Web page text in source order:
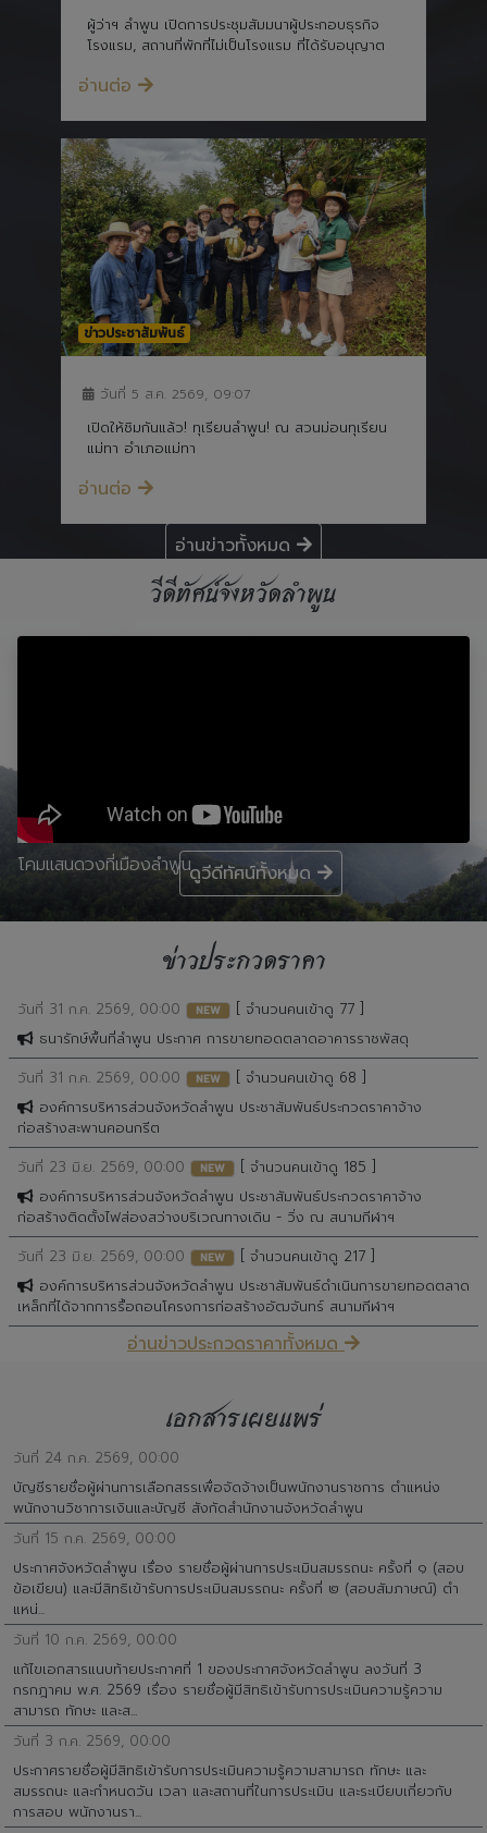
ผู้ว่าฯ ลำพูน เปิดการประชุมสัมมนาผู้ประกอบธุรกิจ
โรงแรม, สถานที่พักที่ไม่เป็นโรงแรม ที่ได้รับอนุญาต
อ่านต่อ
ข่าวประชาสัมพันธ์
วันที่ 5 ส.ค. 2569, 09:07
เปิดให้ชิมกันแล้ว! ทุเรียนลำพูน! ณ สวนม่อนทุเรียน
แม่ทา อำเภอแม่ทา
อ่านต่อ
อ่านข่าวทั้งหมด
วีดีทัศน์จังหวัดลำพูน
โคมแสนดวงที่เมืองลำพูนดูวีดีทัศน์ทั้งหมด
ข่าวประกวดราคา
วันที่ 31 ก.ค. 2569, 00:00 NEW
[ จำนวนคนเข้าดู 77 ]
ธนารักษ์พื้นที่ลำพูน ประกาศ การขายทอดตลาดอาคารราชพัสดุ
วันที่ 31 ก.ค. 2569, 00:00
NEW
[ จำนวนคนเข้าดู 68 ]
องค์การบริหารส่วนจังหวัดลำพูน ประชาสัมพันธ์ประกวดราคาจ้าง
ก่อสร้างสะพานคอนกรีต
วันที่ 23 มิ.ย. 2569, 00:00
NEW
[ จำนวนคนเข้าดู 185 ]
องค์การบริหารส่วนจังหวัดลำพูน ประชาสัมพันธ์ประกวดราคาจ้าง
ก่อสร้างติดตั้งไฟส่องสว่างบริเวณทางเดิน - วิ่ง ณ สนามกีฬาฯ
วันที่ 23 มิ.ย. 2569, 00:00
NEW
[ จำนวนคนเข้าดู 217 ]
องค์การบริหารส่วนจังหวัดลำพูน ประชาสัมพันธ์ดำเนินการขายทอดตลาด
เหล็กที่ได้จากการรื้อถอนโครงการก่อสร้างอัฒจันทร์ สนามกีฬาฯ
อ่านข่าวประกวดราคาทั้งหมด
เอกสารเผยแพร่
วันที่ 24 ก.ค. 2569, 00:00
บัญชีรายชื่อผู้ผ่านการเลือกสรรเพื่อจัดจ้างเป็นพนักงานราชการ ตำแหน่ง
พนักงานวิชาการเงินและบัญชี สังกัดสำนักงานจังหวัดลำพูน
วันที่ 15 ก.ค. 2569, 00:00
ประกาศจังหวัดลำพูน เรื่อง รายชื่อผู้ผ่านการประเมินสมรรถนะ ครั้งที่ ๑ (สอบ
ข้อเขียน) และมีสิทธิเข้ารับการประเมินสมรรถนะ ครั้งที่ ๒ (สอบสัมภาษณ์) ตำ
แหน่...
วันที่ 10 ก.ค. 2569, 00:00
แก้ไขเอกสารแนบท้ายประกาศที่ 1 ของประกาศจังหวัดลำพูน ลงวันที่ 3
กรกฎาคม พ.ศ. 2569 เรื่อง รายชื่อผู้มีสิทธิเข้ารับการประเมินความรู้ความ
สามารถ ทักษะ และส...
วันที่ 3 ก.ค. 2569, 00:00
ประกาศรายชื่อผู้มีสิทธิเข้ารับการประเมินความรู้ความสามารถ ทักษะ และ
สมรรถนะ และกำหนดวัน เวลา และสถานที่ในการประเมิน และระเบียบเกี่ยวกับ
การสอบ พนักงานรา...